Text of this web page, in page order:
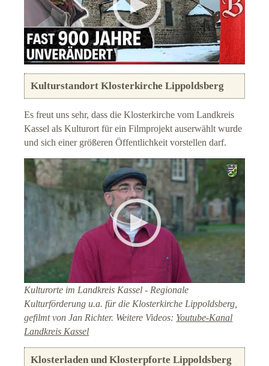
Kulturstandort Klosterkirche Lippoldsberg
Es freut uns sehr, dass die Klosterkirche vom Landkreis
Kassel als Kulturort für ein Filmprojekt auserwählt wurde
und sich einer größeren Öffentlichkeit vorstellen darf.
Kulturorte im Landkreis Kassel - Regionale
Kulturförderung u.a. für die Klosterkirche Lippoldsberg,
gefilmt von Jan Richter. Weitere Videos: Youtube-Kanal
Landkreis Kassel
Klosterladen und Klosterpforte Lippoldsberg